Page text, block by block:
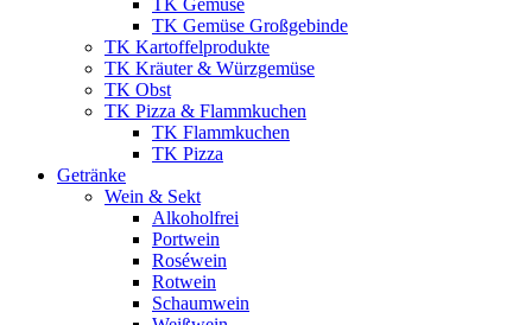
TK Gemüse
TK Gemüse Großgebinde
TK Kartoffelprodukte
TK Kräuter & Würzgemüse
TK Obst
TK Pizza & Flammkuchen
TK Flammkuchen
TK Pizza
Getränke
Wein & Sekt
Alkoholfrei
Portwein
Roséwein
Rotwein
Schaumwein